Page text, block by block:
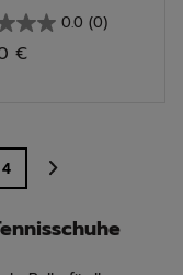
0.0 (0)
€
4